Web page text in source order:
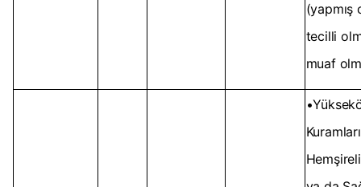
(yapmış
tecilli
muaf